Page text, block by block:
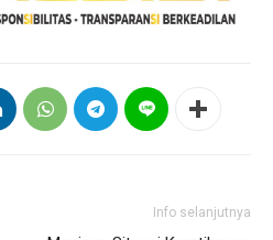
Info selanjutnya